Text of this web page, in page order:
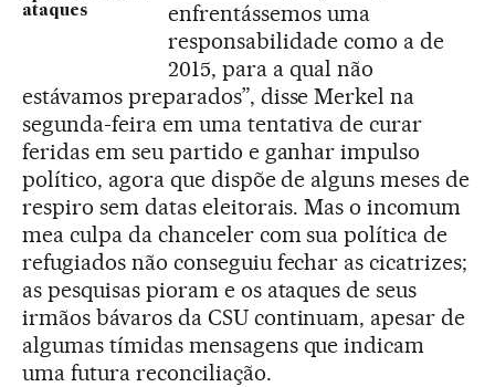
ataques
enfrentássemos uma
responsabilidade como a de
2015, para a qual não
estávamos preparados”, disse Merkel na
segunda-feira em uma tentativa de curar
feridas em seu partido e ganhar impulso
político, agora que dispõe de alguns meses de
respiro sem datas eleitorais. Mas o incomum
mea culpa da chanceler com sua política de
refugiados não conseguiu fechar as cicatrizes;
as pesquisas pioram e os ataques de seus
irmãos bávaros da CSU continuam, apesar de
algumas tímidas mensagens que indicam
uma futura reconciliação.